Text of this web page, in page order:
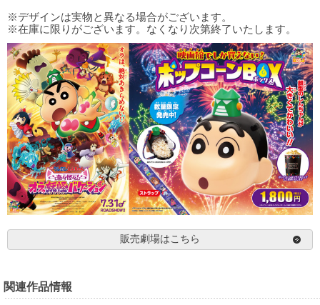
※デザインは実物と異なる場合がございます。
※在庫に限りがございます。なくなり次第終了いたします。
販売劇場はこちら
関連作品情報